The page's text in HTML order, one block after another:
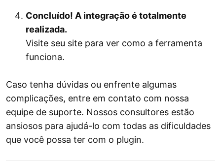
Concluído! A integração é totalmente
realizada.
Visite seu site para ver como a ferramenta
funciona.
Caso tenha dúvidas ou enfrente algumas
complicações, entre em contato com nossa
equipe de suporte. Nossos consultores estão
ansiosos para ajudá-lo com todas as dificuldades
que você possa ter com o plugin.